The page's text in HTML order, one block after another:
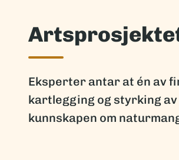
Eksperter antar at én av
kartlegging og styrking
kunnskapen om